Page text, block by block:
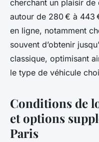
cherchant un plaisir
autour de 280 € à 443
en ligne, notamment
souvent d’obtenir
classique, optimisant
le type de véhicule
Conditions de
et options
Paris